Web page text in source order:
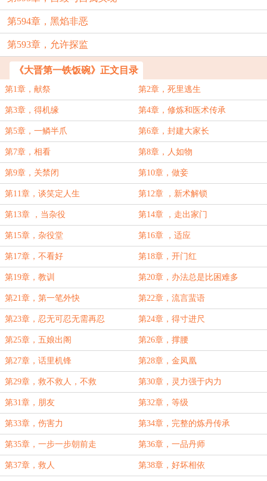
第594章，黑焰非恶
第593章，允许探监
《大晋第一铁饭碗》正文目录
第1章，献祭 第2章，死里逃生
第3章，得机缘 第4章，修炼和医术传承
第5章，一鳞半爪 第6章，封建大家长
第7章，相看 第8章，人如物
第9章，关禁闭 第10章，做妾
第11章，谈笑定人生 第12章 ，新术解锁
第13章 ，当杂役 第14章 ，走出家门
第15章，杂役堂 第16章 ，适应
第17章，不看好 第18章，开门红
第19章，教训 第20章，办法总是比困难多
第21章，第一笔外快 第22章，流言蜚语
第23章，忍无可忍无需再忍 第24章，得寸进尺
第25章，五娘出阁 第26章，撑腰
第27章，话里机锋 第28章，金凤凰
第29章，救不救人，不救 第30章，灵力强于内力
第31章，朋友 第32章，等级
第33章，伤害力 第34章，完整的炼丹传承
第35章，一步一步朝前走 第36章，一品丹师
第37章，救人 第38章，好坏相依